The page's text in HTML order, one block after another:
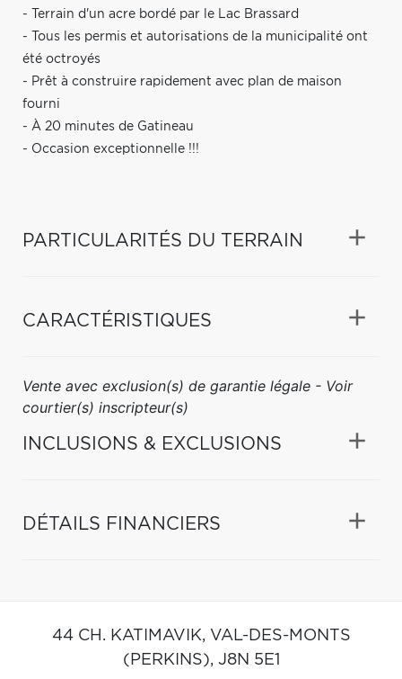
- Terrain d'un acre bordé par le Lac Brassard
- Tous les permis et autorisations de la municipalité ont
été octroyés
- Prêt à construire rapidement avec plan de maison
fourni
- À 20 minutes de Gatineau
- Occasion exceptionnelle !!!
PARTICULARITÉS DU TERRAIN
CARACTÉRISTIQUES
Vente avec exclusion(s) de garantie légale - Voir
courtier(s) inscripteur(s)
INCLUSIONS & EXCLUSIONS
DÉTAILS FINANCIERS
44 CH. KATIMAVIK, VAL-DES-MONTS
(PERKINS), J8N 5E1